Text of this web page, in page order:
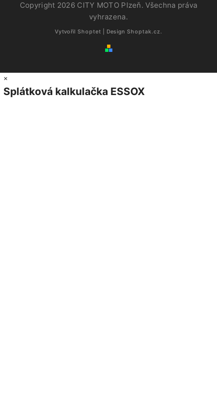
Copyright 2026 CITY MOTO Plzeň. Všechna práva
vyhrazena.
Vytvořil Shoptet | Design Shoptak.cz.
×
Splátková kalkulačka ESSOX